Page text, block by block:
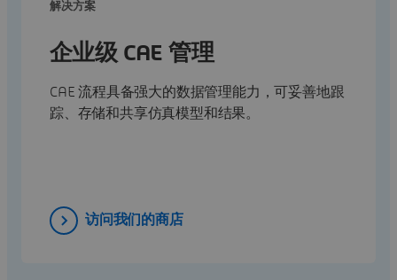
解决方案
企业级 CAE 管理
CAE 流程具备强大的数据管理能力，可妥善地跟
踪、存储和共享仿真模型和结果。
访问我们的商店